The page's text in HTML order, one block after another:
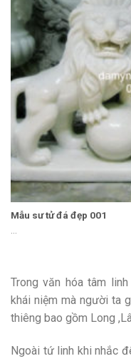
Mẫu sư tử đá đẹp 001
Trong văn hóa tâm
khái niệm mà người ta
thiêng bao gồm Long
Ngoài tứ linh khi nhắc